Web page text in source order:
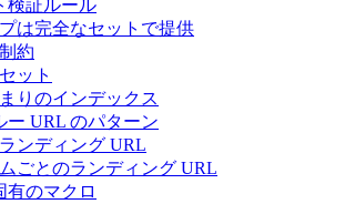
検証ルール
は完全なセットで提供
約
ット
りのインデックス
ー URL のパターン
ンディング URL
ごとのランディング URL
有のマクロ